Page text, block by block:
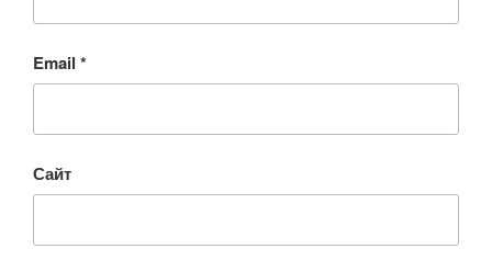
Email *
Сайт